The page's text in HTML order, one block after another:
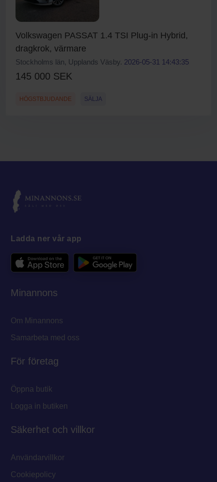
Volkswagen PASSAT 1.4 TSI Plug-in Hybrid,
dragkrok, värmare
Stockholms län, Upplands Väsby. 2026-05-31 14:43:35
145 000 SEK
HÖGSTBJUDANDE SÄLJA
Ladda ner vår app
Minannons
Om Minannons
Samarbeta med oss
För företag
Öppna butik
Logga in butiken
Säkerhet och villkor
Användarvillkor
Cookiepolicy